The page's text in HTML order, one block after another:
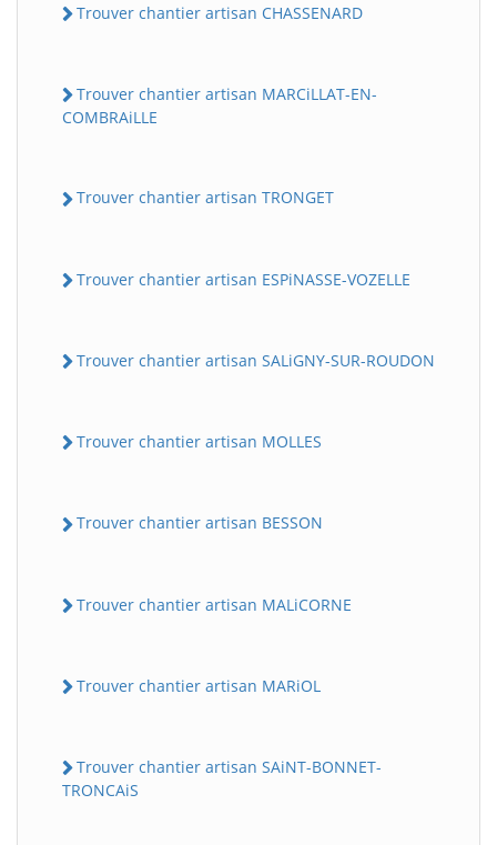
Trouver chantier artisan CHASSENARD
Trouver chantier artisan MARCiLLAT-EN-
COMBRAiLLE
Trouver chantier artisan TRONGET
Trouver chantier artisan ESPiNASSE-VOZELLE
Trouver chantier artisan SALiGNY-SUR-ROUDON
Trouver chantier artisan MOLLES
Trouver chantier artisan BESSON
Trouver chantier artisan MALiCORNE
Trouver chantier artisan MARiOL
Trouver chantier artisan SAiNT-BONNET-
TRONCAiS